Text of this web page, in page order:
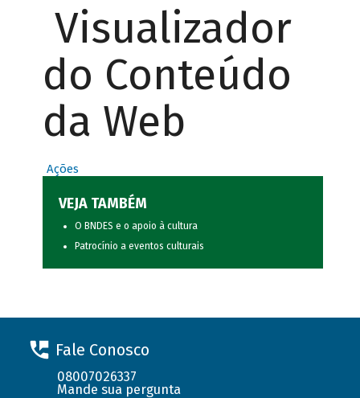
Visualizador
do Conteúdo
da Web
Ações
VEJA TAMBÉM
O BNDES e o apoio à cultura
Patrocínio a eventos culturais
Fale Conosco
08007026337
Mande sua pergunta